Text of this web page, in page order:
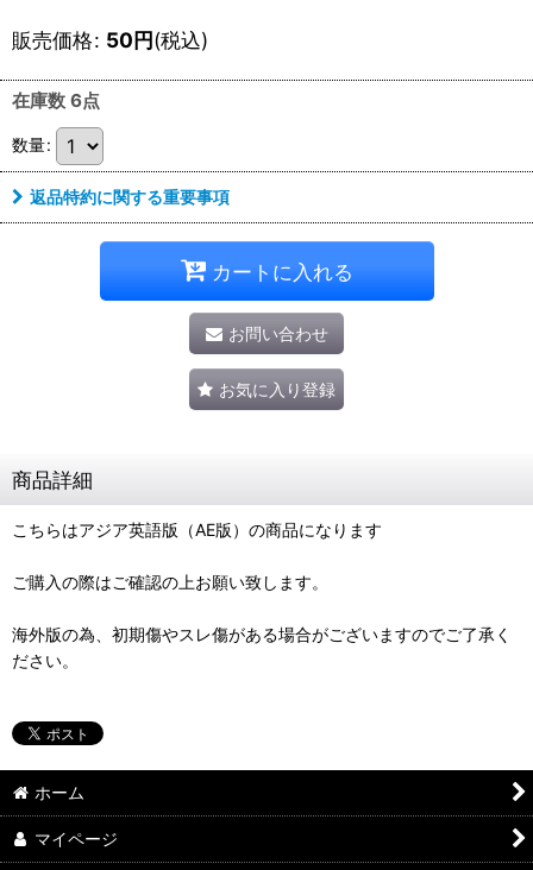
販売価格: 50円(税込)
在庫数 6点
数量:
返品特約に関する重要事項
カートに入れる
お問い合わせ
お気に入り登録
商品詳細
こちらはアジア英語版（AE版）の商品になります
ご購入の際はご確認の上お願い致します。
海外版の為、初期傷やスレ傷がある場合がございますのでご了承く
ださい。
ホーム
マイページ